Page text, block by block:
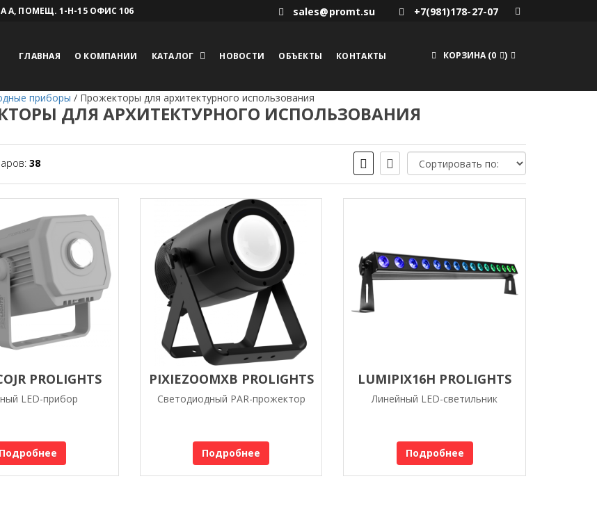
А, ПОМЕЩ. 1-Н-15 ОФИС 106 sales@promt.su +7(981)178-27-07
ГЛАВНАЯ О КОМПАНИИ КАТАЛОГ НОВОСТИ ОБЪЕКТЫ КОНТАКТЫ КОРЗИНА (0 )
приборы / Прожекторы для архитектурного использования
ДЛЯ АРХИТЕКТУРНОГО ИСПОЛЬЗОВАНИЯ
38
PROLIGHTS
LED-прибор
Подробнее
PIXIEZOOMXB PROLIGHTS
Светодиодный PAR-прожектор
Подробнее
LUMIPIX16H PROLIGHTS
Линейный LED-светильник
Подробнее